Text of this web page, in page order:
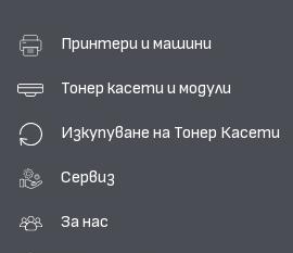
Принтери и машини
Тонер касети и модули
Изкупуване на Тонер Касети
Сервиз
За нас